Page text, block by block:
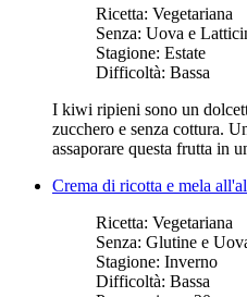
Ricetta: Vegetariana
Senza: Uova e
Stagione: Estate
Difficoltà: Bassa
I kiwi ripieni sono un
zucchero e senza cottura.
assaporare questa frutta in
Crema di ricotta e mela
Ricetta: Vegetariana
Senza: Glutine e
Stagione: Inverno
Difficoltà: Bassa